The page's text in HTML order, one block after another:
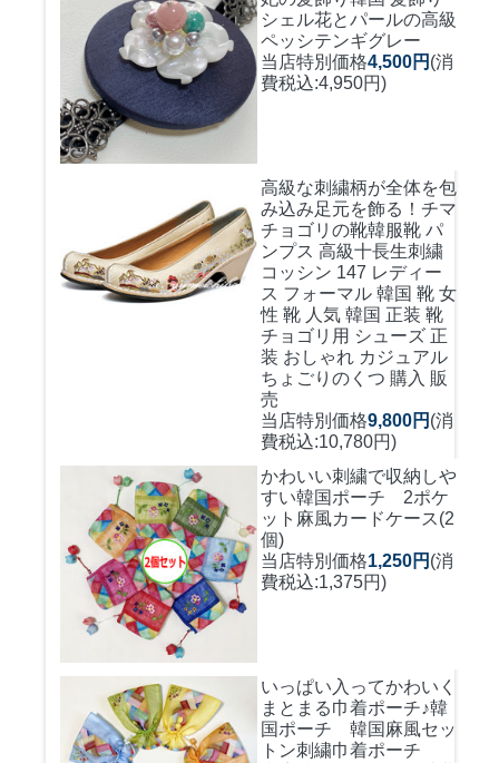
シェル花とパールの高級
ペッシテンギグレー
当店特別価格4,500円 (消
費税込:4,950円)
高級な刺繍柄が全体を包
み込み足元を飾る！ チマ
チョゴリの靴韓服靴 パ
ンプス 高級十長生刺繍
コッシン 147 レディー
ス フォーマル 韓国 靴 女
性 靴 人気 韓国 正装 靴
チョゴリ用 シューズ 正
装 おしゃれ カジュアル
ちょごりのくつ 購入 販
売
当店特別価格9,800円 (消
費税込:10,780円)
かわいい刺繍で収納しや
すい韓国ポーチ 2ポケ
ット麻風カードケース(2
個)
当店特別価格1,250円 (消
費税込:1,375円)
いっぱい入ってかわいく
まとまる巾着ポーチ♪韓
国ポーチ 韓国麻風セッ
トン刺繍巾着ポーチ